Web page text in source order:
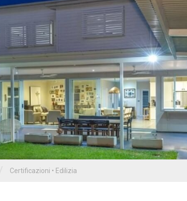
Certificazioni • Edilizia